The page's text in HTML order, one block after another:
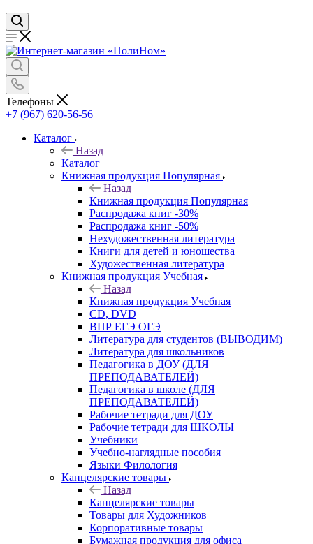
Телефоны
+7 (967) 620-56-56
Каталог
Назад
Каталог
Книжная продукция Популярная
Назад
Книжная продукция Популярная
Распродажа книг -30%
Распродажа книг -50%
Нехудожественная литература
Книги для детей и юношества
Художественная литература
Книжная продукция Учебная
Назад
Книжная продукция Учебная
CD, DVD
ВПР ЕГЭ ОГЭ
Литература для студентов (ВЫВОДИМ)
Литература для школьников
Педагогика в ДОУ (ДЛЯ
ПРЕПОДАВАТЕЛЕЙ)
Педагогика в школе (ДЛЯ
ПРЕПОДАВАТЕЛЕЙ)
Рабочие тетради для ДОУ
Рабочие тетради для ШКОЛЫ
Учебники
Учебно-наглядные пособия
Языки Филология
Канцелярские товары
Назад
Канцелярские товары
Товары для Художников
Корпоративные товары
Бумажная продукция для офиса